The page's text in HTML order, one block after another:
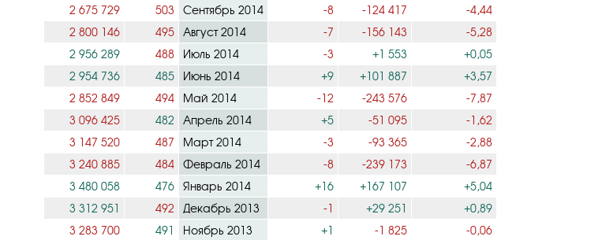
2 675 729
503 Сентябрь 2014 -8 -124 417
-4,44
2 800 146
495 Август 2014 -7 -156 143
-5,28
2 956 289
488 Июль 2014 -3 +1 553
+0,05
2 954 736
485 Июнь 2014 +9 +101 887
+3,57
2 852 849
494 Май 2014 -12 -243 576
-7,87
3 096 425
482 Апрель 2014 +5 -51 095
-1,62
3 147 520
487 Март 2014 -3 -93 365
-2,88
3 240 885
484 Февраль 2014 -8 -239 173
-6,87
3 480 058
476 Январь 2014 +16 +167 107
+5,04
3 312 951
492 Декабрь 2013 -1 +29 251
+0,89
3 283 700
491 Ноябрь 2013 +1 -1 825
-0,06